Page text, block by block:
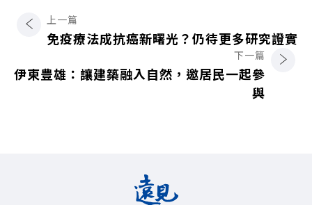
上一篇
免疫療法成抗癌新曙光？仍待更多研究證實
下一篇
伊東豊雄：讓建築融入自然，邀居民一起參
與